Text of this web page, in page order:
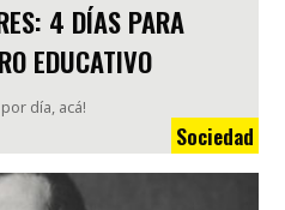
4 DÍAS PARA
EDUCATIVO
día, acá!
Sociedad